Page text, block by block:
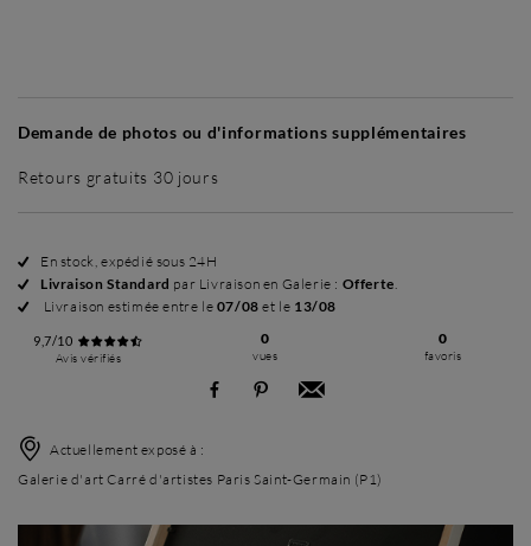
Demande de photos ou d'informations supplémentaires
Retours gratuits 30 jours
En stock, expédié sous 24H
Livraison Standard par Livraison en Galerie : Offerte.
Livraison estimée entre le 07/08 et le 13/08
9,7/10
Avis vérifiés
0
vues
0
favoris
Actuellement exposé à :
Galerie d'art Carré d'artistes Paris Saint-Germain (P1)